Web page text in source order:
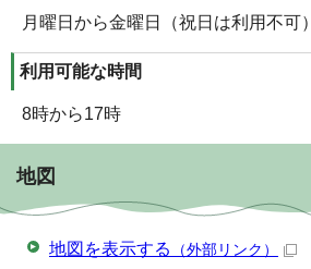
月曜日から金曜日（祝日は利用不可）
利用可能な時間
8時から17時
地図
地図を表示する （外部リンク）